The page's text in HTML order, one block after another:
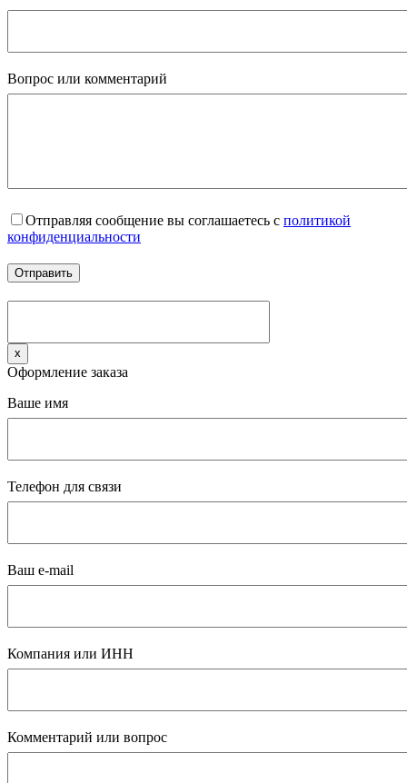
Вопрос или комментарий
Отправляя сообщение вы соглашаетесь с политикой
конфиденциальности
x
Оформление заказа
Ваше имя
Телефон для связи
Ваш e-mail
Компания или ИНН
Комментарий или вопрос